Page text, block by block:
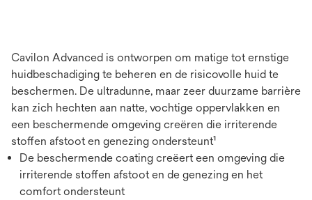
Cavilon Advanced is ontworpen om matige tot ernstige
huidbeschadiging te beheren en de risicovolle huid te
beschermen. De ultradunne, maar zeer duurzame barrière
kan zich hechten aan natte, vochtige oppervlakken en
een beschermende omgeving creëren die irriterende
stoffen afstoot en genezing ondersteunt¹
De beschermende coating creëert een omgeving die
irriterende stoffen afstoot en de genezing en het
comfort ondersteunt